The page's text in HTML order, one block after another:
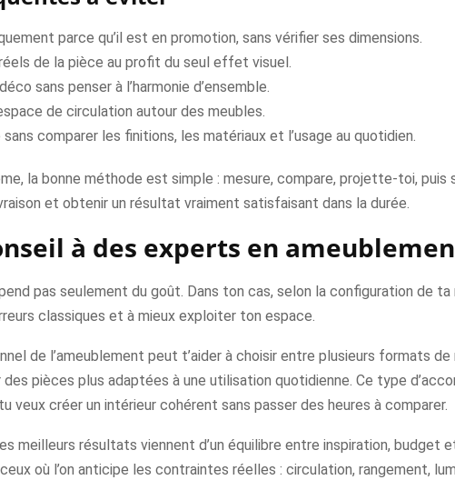
parce qu’il est en promotion, sans vérifier ses dimensions.
de la pièce au profit du seul effet visuel.
sans penser à l’harmonie d’ensemble.
de circulation autour des meubles.
comparer les finitions, les matériaux et l’usage au quotidien.
la bonne méthode est simple : mesure, compare, projette-toi,
et obtenir un résultat vraiment satisfaisant dans la durée.
à des experts en
pas seulement du goût. Dans ton cas, selon la configuration de
classiques et à mieux exploiter ton espace.
de l’ameublement peut t’aider à choisir entre plusieurs formats
pièces plus adaptées à une utilisation quotidienne. Ce type
veux créer un intérieur cohérent sans passer des heures à comparer.
meilleurs résultats viennent d’un équilibre entre inspiration, budget
où l’on anticipe les contraintes réelles : circulation, rangement,